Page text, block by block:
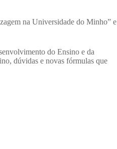
na Universidade do Minho” e
do Ensino e da
dúvidas e novas fórmulas que